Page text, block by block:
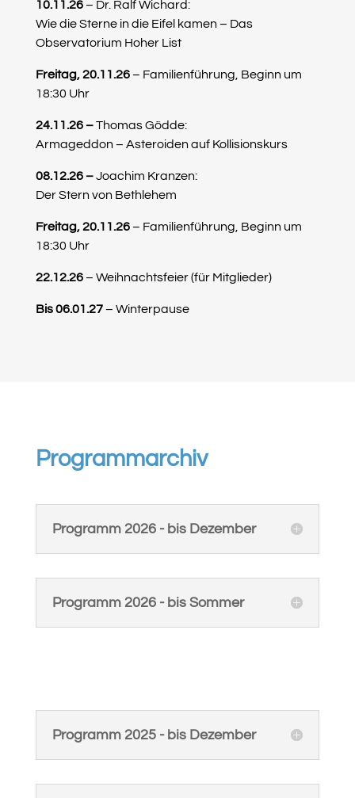
10.11.26– Dr. Ralf Wichard:
Wie die Sterne in die Eifel kamen – Das
Observatorium Hoher List
Freitag, 20.11.26– Familienführung, Beginn um
18:30 Uhr
24.11.26 –Thomas Gödde:
Armageddon – Asteroiden auf Kollisionskurs
08.12.26 –Joachim Kranzen:
Der Stern von Bethlehem
Freitag, 20.11.26– Familienführung, Beginn um
18:30 Uhr
22.12.26– Weihnachtsfeier (für Mitglieder)
Bis 06.01.27– Winterpause
Programmarchiv
Programm 2026 - bis Dezember
Programm 2026 - bis Sommer
Programm 2025 - bis Dezember